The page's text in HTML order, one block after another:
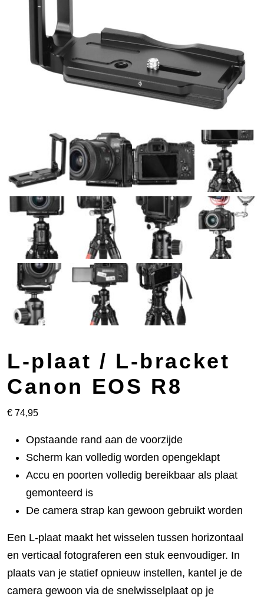
L-plaat / L-bracket
Canon EOS R8
€ 74,95
Opstaande rand aan de voorzijde
Scherm kan volledig worden opengeklapt
Accu en poorten volledig bereikbaar als plaat
gemonteerd is
De camera strap kan gewoon gebruikt worden
Een L-plaat maakt het wisselen tussen horizontaal
en verticaal fotograferen een stuk eenvoudiger. In
plaats van je statief opnieuw instellen, kantel je de
camera gewoon via de snelwisselplaat op je